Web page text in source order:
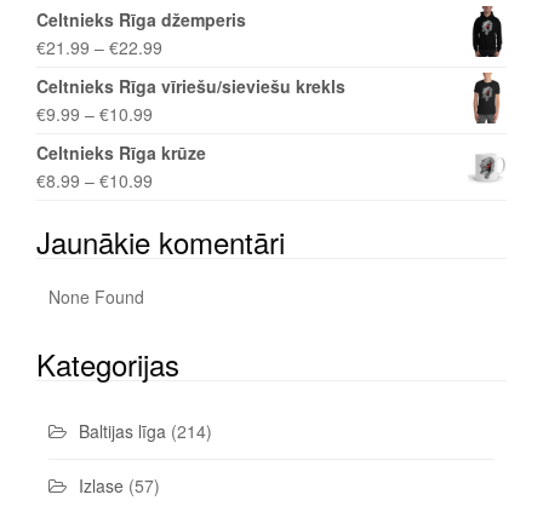
Celtnieks Rīga džemperis
€21.99 – €22.99
Celtnieks Rīga vīriešu/sieviešu krekls
€9.99 – €10.99
Celtnieks Rīga krūze
€8.99 – €10.99
Jaunākie komentāri
None Found
Kategorijas
Baltijas līga (214)
Izlase (57)